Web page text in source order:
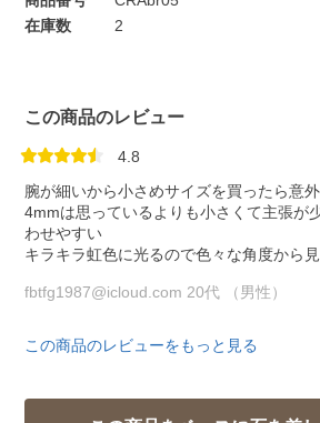
在庫数
2
この商品のレビュー
4.8
腕が細いから小さめサイズを買ったら意
4mmは思っているよりも小さくて主張が
わせやすい
キラキラ虹色に光るので色々な角度から
fbtfg1987@icloud.com 20代 （男性）
この商品のレビューをもっと見る